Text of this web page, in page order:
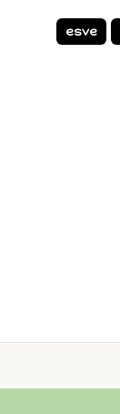
esve